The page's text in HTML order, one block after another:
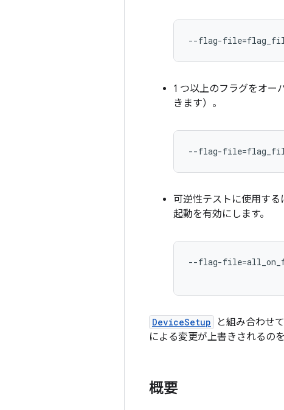
--flag-
1 つ以上のフラグをオー
きます）。
--flag-
可逆性テストに使用す
起動を有効にします。
--flag-
DeviceSetup
と組み合わせ
による変更が上書きされるのを
概要